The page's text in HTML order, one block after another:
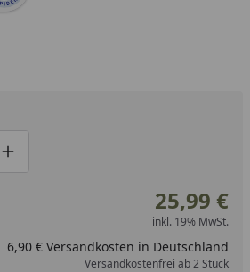
eins verringern
manuell eingeben
Produktmenge um eins erhöhen
25,99 €
inkl. 19% MwSt.
6,90 € Versandkosten in Deutschland
Versandkostenfrei ab 2 Stück